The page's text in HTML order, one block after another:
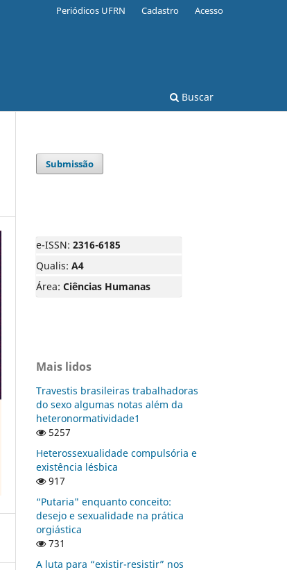
Buscar
Periódicos UFRN Cadastro Acesso
Submissão
e-ISSN: 2316-6185
Qualis: A4
Área: Ciências Humanas
Mais lidos
Travestis brasileiras trabalhadoras
do sexo algumas notas além da
heteronormatividade1
5257
Heterossexualidade compulsória e
existência lésbica
917
“Putaria" enquanto conceito:
desejo e sexualidade na prática
orgiástica
731
A luta para “existir-resistir” nos